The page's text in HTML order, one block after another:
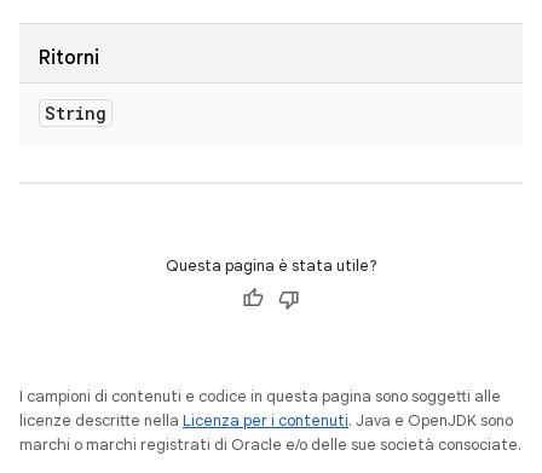
Ritorni
String
Questa pagina è stata utile?
I campioni di contenuti e codice in questa pagina sono soggetti alle
licenze descritte nella Licenza per i contenuti. Java e OpenJDK sono
marchi o marchi registrati di Oracle e/o delle sue società consociate.